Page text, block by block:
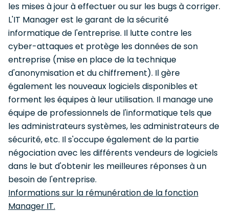
les mises à jour à effectuer ou sur les bugs à corriger.
L'IT Manager est le garant de la sécurité
informatique de l'entreprise. Il lutte contre les
cyber-attaques et protège les données de son
entreprise (mise en place de la technique
d'anonymisation et du chiffrement). Il gère
également les nouveaux logiciels disponibles et
forment les équipes à leur utilisation. Il manage une
équipe de professionnels de l'informatique tels que
les administrateurs systèmes, les administrateurs de
sécurité, etc. Il s'occupe également de la partie
négociation avec les différents vendeurs de logiciels
dans le but d'obtenir les meilleures réponses à un
besoin de l'entreprise.
Informations sur la rémunération de la fonction
Manager IT.